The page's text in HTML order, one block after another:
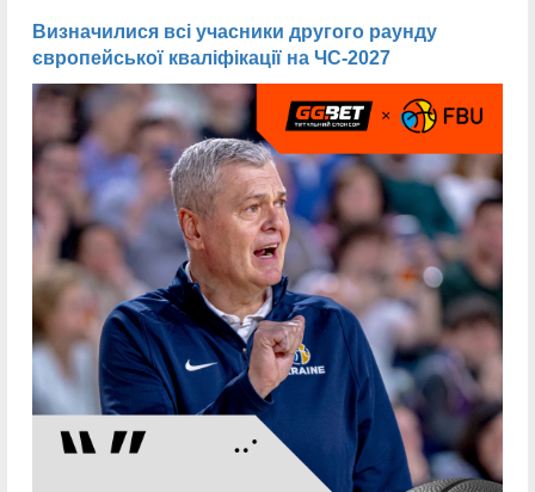
Визначилися всі учасники другого раунду
європейської кваліфікації на ЧС-2027